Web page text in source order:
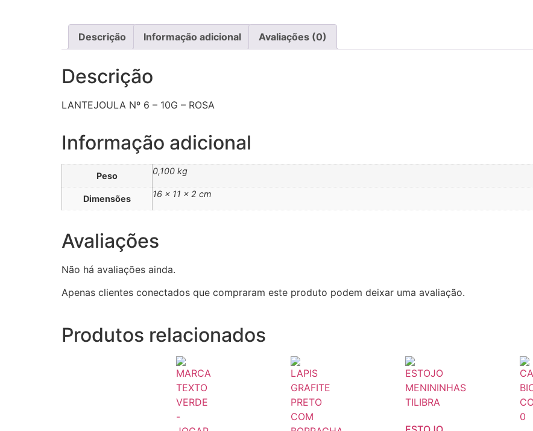
Descrição Informação adicional Avaliações (0)
Descrição
LANTEJOULA Nº 6 – 10G – ROSA
Informação adicional
Peso 0,100 kg
Dimensões 16 × 11 × 2 cm
Avaliações
Não há avaliações ainda.
Apenas clientes conectados que compraram este produto podem deixar uma avaliação.
Produtos relacionados